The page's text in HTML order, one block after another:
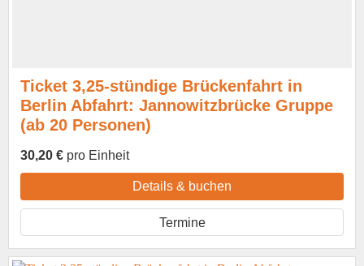
Ticket 3,25-stündige Brückenfahrt in
Berlin Abfahrt: Jannowitzbrücke Gruppe
(ab 20 Personen)
30,20 € pro Einheit
Details & buchen
Termine